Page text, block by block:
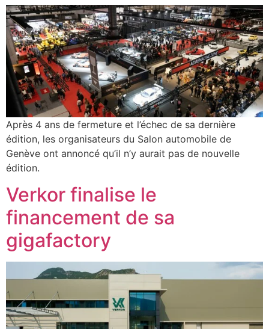
Après 4 ans de fermeture et l’échec de sa dernière
édition, les organisateurs du Salon automobile de
Genève ont annoncé qu’il n’y aurait pas de nouvelle
édition.
Verkor finalise le
financement de sa
gigafactory